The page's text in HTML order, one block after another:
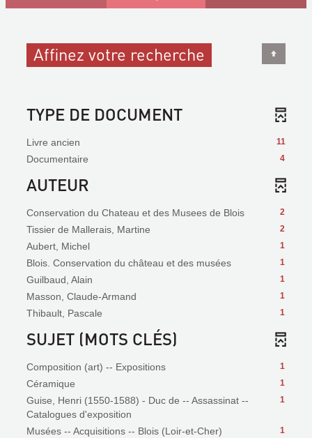
Affinez votre recherche
TYPE DE DOCUMENT
11
Livre ancien
4
Documentaire
AUTEUR
2
Conservation du Chateau et des Musees de Blois
2
Tissier de Mallerais, Martine
1
Aubert, Michel
1
Blois. Conservation du château et des musées
1
Guilbaud, Alain
1
Masson, Claude-Armand
1
Thibault, Pascale
SUJET (MOTS CLÉS)
1
Composition (art) -- Expositions
1
Céramique
1
Guise, Henri (1550-1588) - Duc de -- Assassinat --
Catalogues d'exposition
1
Musées -- Acquisitions -- Blois (Loir-et-Cher)